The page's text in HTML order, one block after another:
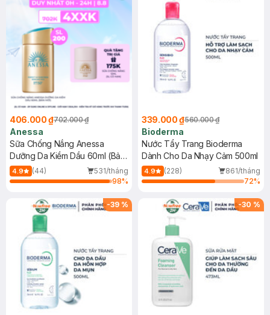
406.000 ₫702.000 ₫
Anessa
Sữa Chống Nắng Anessa
Dưỡng Da Kiềm Dầu 60ml (Bản
Mới)
4.9 (44)
531/tháng
98%
339.000 ₫560.000 ₫
Bioderma
Nước Tẩy Trang Bioderma
Dành Cho Da Nhạy Cảm 500ml
4.9 (228)
861/tháng
72%
-39 % -30 %